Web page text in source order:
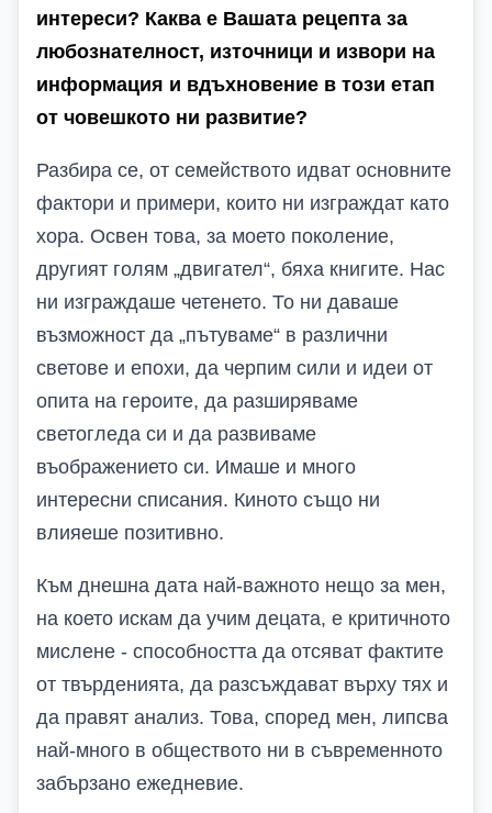
интереси? Каква е Вашата рецепта за
любознателност, източници и извори на
информация и вдъхновение в този етап
от човешкото ни развитие?
Разбира се, от семейството идват основните
фактори и примери, които ни изграждат като
хора. Освен това, за моето поколение,
другият голям „двигател“, бяха книгите. Нас
ни изграждаше четенето. То ни даваше
възможност да „пътуваме“ в различни
светове и епохи, да черпим сили и идеи от
опита на героите, да разширяваме
светогледа си и да развиваме
въображението си. Имаше и много
интересни списания. Киното също ни
влияеше позитивно.
Към днешна дата най-важното нещо за мен,
на което искам да учим децата, е критичното
мислене - способността да отсяват фактите
от твърденията, да разсъждават върху тях и
да правят анализ. Това, според мен, липсва
най-много в обществото ни в съвременното
забързано ежедневие.